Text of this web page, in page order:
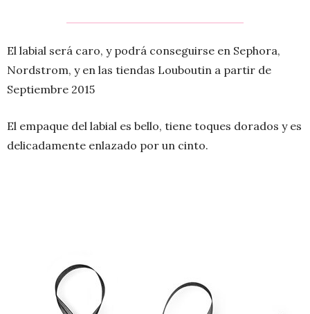
El labial será caro, y podrá conseguirse en Sephora,
Nordstrom, y en las tiendas Louboutin a partir de
Septiembre 2015
El empaque del labial es bello, tiene toques dorados y es
delicadamente enlazado por un cinto.